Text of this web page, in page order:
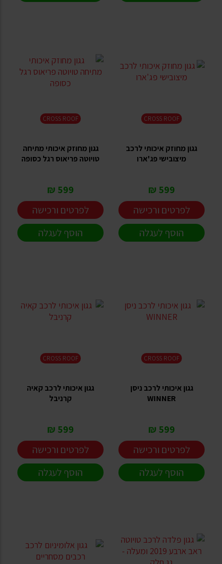
CROSS ROOF
גגון מחוזק איכותי לרכב
מיצובישי פג'ארו
599 ₪
לפרטים ורכישה
הוסף לעגלה
CROSS ROOF
גגון מחוזק איכותי מתיחה
טויוטה פריאוס רגל כסופה
599 ₪
לפרטים ורכישה
הוסף לעגלה
CROSS ROOF
גגון איכותי לרכב ניסן
WINNER
599 ₪
לפרטים ורכישה
הוסף לעגלה
CROSS ROOF
גגון איכותי לרכב קאיה
קרניבל
599 ₪
לפרטים ורכישה
הוסף לעגלה